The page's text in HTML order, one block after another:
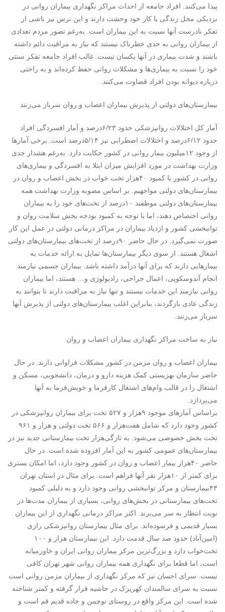
پیدا می‌کنند. افراد جامعه از احداث مراکز نگهداری بیماران روانی در
نزدیکی محل زندگی یا کار خود وحشت دارند و این ترس نیز ناشی از
تفکر نادرست آنها نسبت به این بیماران است. به‌رغم تصور مردم تعدادی
از بیماران روانی به حدی خطرناک نیستند که نیاز به مراقبت دائم داشته
باشند و شدت بیماری در آنها یکسان نیست. غالب افراد جامعه تفکر سنتی
خود را نسبت به بیماری‌ها و مشکلات روانی حفظ کرده‌اند و به راحتی
درباره دیوانه بودن افراد قضاوت می‌کنند.
بیمارستان‌های دولتی از پذیرش بیماران اعصاب و روان سرباز می‌زنند
آمار کل اختلالات روانپزشکی حدود ۶/۲۳‌درصد و آمار افسردگی افراد
حدود ۶/۱۲‌درصد و اختلالات اضطرابی نیز ۵/۱۴‌درصد است. برخی آمارها
از وجود ۱۲‌میلیون بیمار روانی در کشور حکایت دارد. به‌رغم هشدار جدی
وزارت بهداشت در مورد افزایش میزان ابتلا به افسردگی و بیماری‌‌های
روانی در کشور با کمبود ۴۰‌هزار تخت خواب در بخش اعصاب و روان در
بیمارستان‌های دولتی مواجهیم. بر اساس مصوبه وزارت بهداشت همه
بیمارستان‌های دولتی موظفند ۱۰‌درصد از تخت‌های خود را به بیماران
روانی اختصاص دهند، اما با توجه به کمبود بودجه بخش سلامت روان و
توانبخشی کشور و ازدیاد بیماران در مراکز درمانی دولتی در عمل این کار
صورت نمی‌گیرد. در حال حاضر ۹۰‌درصد از تخت‌های بیمارستان‌های دولتی
اشغال هستند. از سوی دیگر بیمارستان‌ها تمایل به ارائه خدمات به
بیمار‌هایی دارند که برای آنها درآمد داشته باشد. بیماران جسمی نیازمند
انجام آندوسکوپی، اعمال جراحی، رادیولوژی و… هستند، اما بیماران
روانی نیازمند این خدمات نیستند و تنها نیاز به مراقبت دارند تا بتوانند به
زندگی عادی بازگردند، بنابراین اغلب بیمارستان‌های دولتی از پذیرش آنها
سرباز می‌زنند.
نیاز به ساخت مراکز نگهداری بیماران اعصاب و روان
بیماران اعصاب و روان مزمن در کشور مشکلات فراوانی دارند. در حال
حاضر سازمان بهزیستی کمک هزینه‌ دارو و درمان، دانشجویی، مسکن و
اشتغال را در قالب وام‌های اشتغال کارفرما و خویش‌فرما به آنها
می‌پردازد.
براساس آمارهای موجود ۹‌هزار و ۵۲۷ تخت برای بیماران روانپزشکی در
کشور وجود دارد که شامل هفت‌هزار و ۵۶۶ تخت دولتی و‌ هزار و ۹۶۱
تخت بخش خصوصی می‌شود. به تازگی‌هزار تخت بیمارستانی جدید نیز در
بیمارستان‌های عمومی کشور به این آمار افزوده شده است. در حال
حاضر ۴۰‌هزار بیمار اعصاب و روان در کشور وجود دارد، اما امکان بستری
برای کمتر از ۱۰‌هزار نفر آنها فراهم است. برای مثال در استان تهران
۴۳بیمارستان و مرکز توانبخشی روانی وجود دارد و به دلیلی کمبود
تخت‌های بیمارستانی در بخش‌های روانی، بسیاری از بیماران مدت‌ها در
نوبت انتظار به سر می‌برند. اکثر مراکز درمانی نگهداری از این بیماران
بسیار قدیمی‌ و فرسوده‌اند. برای مثال بیمارستان روانپزشکی رازی
(امین‌آباد) حدود صد سال قدمت دارد. این بیمارستان‌ هزار و ۱۰۰
تخت‌خواب دارد و بزرگ‌ترین مرکز بیماران ‌روانی ایران و خاورمیانه
است، اما قطعا برای نگهداری همه بیماران روانی شهر تهران کافی
نیست. سرای احسان نیز که مرکز نگهداری از بیماران مزمن روانی است
نسبت به سرای سالمندان کهریزک در حاشیه قرار گرفته و کمتر شناخته
شده است. این مرکز واقع در روستای نوچمن و جاده قدیم قم است و